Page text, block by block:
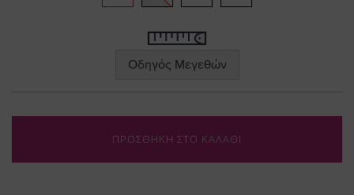
Οδηγός Μεγεθών
ΠΡΟΣΘΗΚΗ ΣΤΟ ΚΑΛΑΘΙ